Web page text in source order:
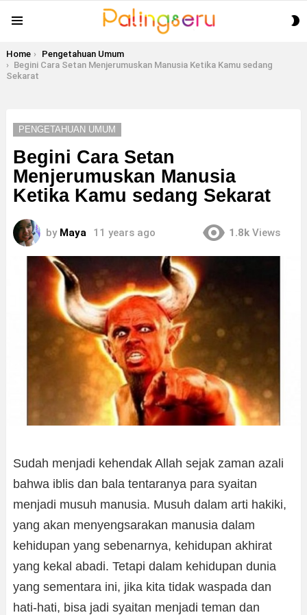
You are here:
Home
Pengetahuan Umum
Begini Cara Setan Menjerumuskan Manusia Ketika Kamu sedang
Sekarat
PENGETAHUAN UMUM
Begini Cara Setan
Menjerumuskan Manusia
Ketika Kamu sedang Sekarat
by Maya 11 years ago 1.8k Views
Sudah menjadi kehendak Allah sejak zaman azali
bahwa iblis dan bala tentaranya para syaitan
menjadi musuh manusia. Musuh dalam arti hakiki,
yang akan menyengsarakan manusia dalam
kehidupan yang sebenarnya, kehidupan akhirat
yang kekal abadi. Tetapi dalam kehidupan dunia
yang sementara ini, jika kita tidak waspada dan
hati-hati, bisa jadi syaitan menjadi teman dan